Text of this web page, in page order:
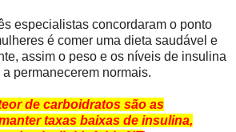
especialistas concordaram o ponto
é comer uma dieta saudável e
assim o peso e os níveis de insulina
permanecerem normais.
de carboidratos são as
taxas baixas de insulina,